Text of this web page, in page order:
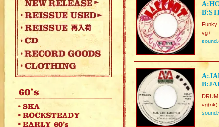
Funky
vg+
sound♪
vg(ok)
sound♪